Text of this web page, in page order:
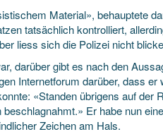
Material», behauptete
tatsächlich kontrolliert,
liess sich die Polizei nicht
darüber gibt es nach den
Internetforum darüber, dass
«Standen übrigens auf der
Er habe nun
Zeichen am Hals.